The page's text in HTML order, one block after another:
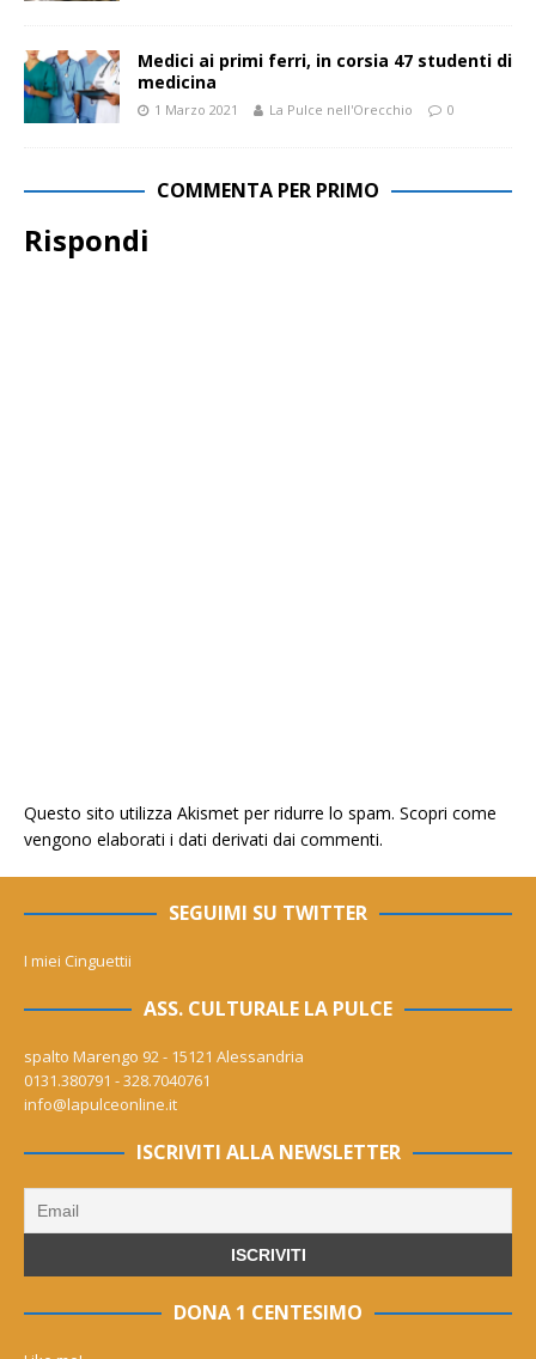
Medici ai primi ferri, in corsia 47 studenti di
medicina
1 Marzo 2021 La Pulce nell'Orecchio 0
COMMENTA PER PRIMO
Rispondi
Questo sito utilizza Akismet per ridurre lo spam. Scopri come
vengono elaborati i dati derivati dai commenti.
SEGUIMI SU TWITTER
I miei Cinguettii
ASS. CULTURALE LA PULCE
spalto Marengo 92 - 15121 Alessandria
0131.380791 - 328.7040761
info@lapulceonline.it
ISCRIVITI ALLA NEWSLETTER
DONA 1 CENTESIMO